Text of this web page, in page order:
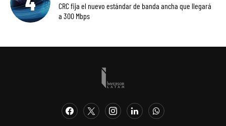
CRC fija el nuevo estándar de banda ancha que llegará
a 300 Mbps